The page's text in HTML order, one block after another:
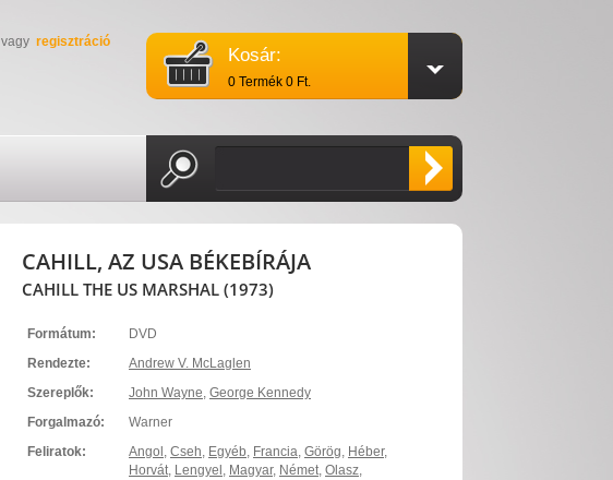
Kosár:
0 Termék 0 Ft.
vagy regisztráció
CAHILL, AZ USA BÉKEBÍRÁJA
CAHILL THE US MARSHAL (1973)
Formátum:
DVD
Rendezte:
Andrew V. McLaglen
Szereplők:
John Wayne, George Kennedy
Forgalmazó:
Warner
Feliratok:
Angol , Cseh, Egyéb, Francia, Görög, Héber,
Horvát, Lengyel , Magyar, Német, Olasz,